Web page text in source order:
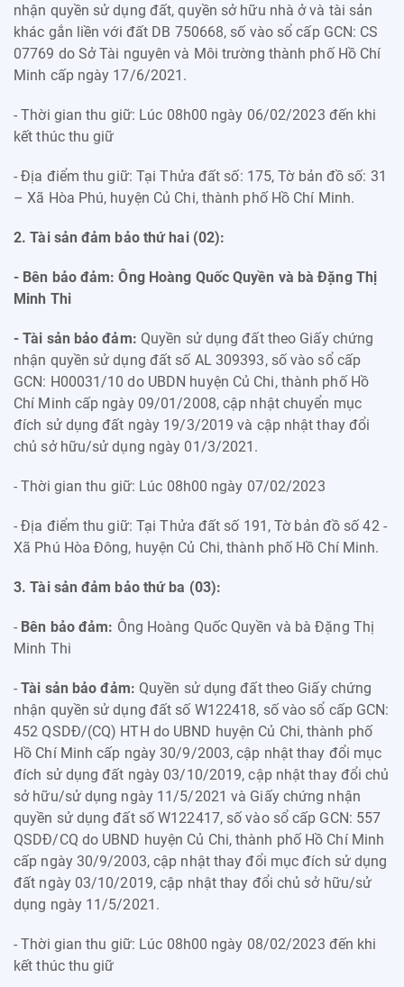
nhận quyền sử dụng đất, quyền sở hữu nhà ở và tài sản
khác gắn liền với đất DB 750668, số vào sổ cấp GCN: CS
07769 do Sở Tài nguyên và Môi trường thành phố Hồ Chí
Minh cấp ngày 17/6/2021.
- Thời gian thu giữ: Lúc 08h00 ngày 06/02/2023 đến khi
kết thúc thu giữ
- Địa điểm thu giữ: Tại Thửa đất số: 175, Tờ bản đồ số: 31
– Xã Hòa Phú, huyện Củ Chi, thành phố Hồ Chí Minh.
2. Tài sản đảm bảo thứ hai (02):
- Bên bảo đảm: Ông Hoàng Quốc Quyền và bà Đặng Thị
Minh Thi
- Tài sản bảo đảm: Quyền sử dụng đất theo Giấy chứng
nhận quyền sử dụng đất số AL 309393, số vào sổ cấp
GCN: H00031/10 do UBDN huyện Củ Chi, thành phố Hồ
Chí Minh cấp ngày 09/01/2008, cập nhật chuyển mục
đích sử dụng đất ngày 19/3/2019 và cập nhật thay đổi
chủ sở hữu/sử dụng ngày 01/3/2021.
- Thời gian thu giữ: Lúc 08h00 ngày 07/02/2023
- Địa điểm thu giữ: Tại Thửa đất số 191, Tờ bản đồ số 42 -
Xã Phú Hòa Đông, huyện Củ Chi, thành phố Hồ Chí Minh.
3. Tài sản đảm bảo thứ ba (03):
- Bên bảo đảm: Ông Hoàng Quốc Quyền và bà Đặng Thị
Minh Thi
-Tài sản bảo đảm: Quyền sử dụng đất theo Giấy chứng
nhận quyền sử dụng đất số W122418, số vào sổ cấp GCN:
452 QSDĐ/(CQ) HTH do UBND huyện Củ Chi, thành phố
Hồ Chí Minh cấp ngày 30/9/2003, cập nhật thay đổi mục
đích sử dụng đất ngày 03/10/2019, cập nhật thay đổi chủ
sở hữu/sử dụng ngày 11/5/2021 và Giấy chứng nhận
quyền sử dụng đất số W122417, số vào sổ cấp GCN: 557
QSDĐ/CQ do UBND huyện Củ Chi, thành phố Hồ Chí Minh
cấp ngày 30/9/2003, cập nhật thay đổi mục đích sử dụng
đất ngày 03/10/2019, cập nhật thay đổi chủ sở hữu/sử
dụng ngày 11/5/2021.
- Thời gian thu giữ: Lúc 08h00 ngày 08/02/2023 đến khi
kết thúc thu giữ